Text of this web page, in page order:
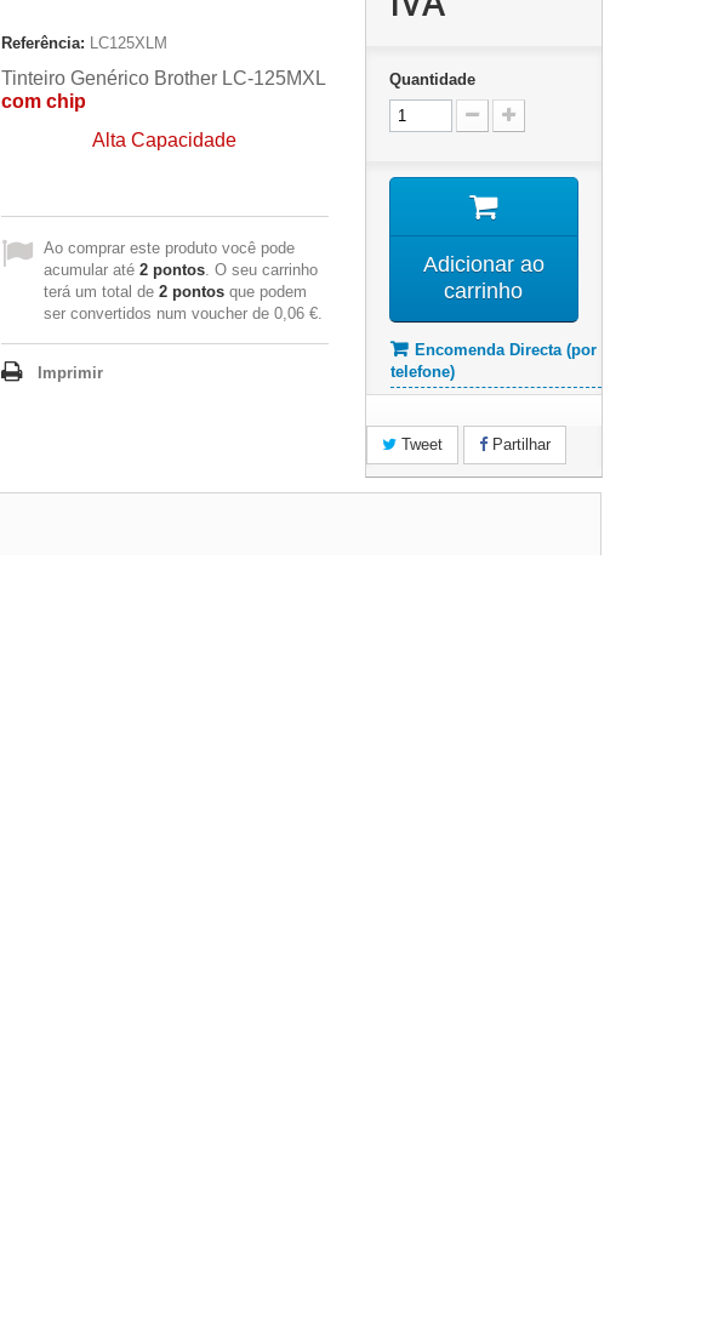
Referência: LC125XLM
Tinteiro Genérico Brother LC-125MXL
com chip
Alta Capacidade
Ao comprar este produto você pode
acumular até 2 pontos . O seu carrinho
terá um total de 2 pontos que podem
ser convertidos num voucher de 0,06 €
Imprimir
Quantidade
Adicionar ao
carrinho
Encomenda Directa (por
telefone)
Tweet Partilhar